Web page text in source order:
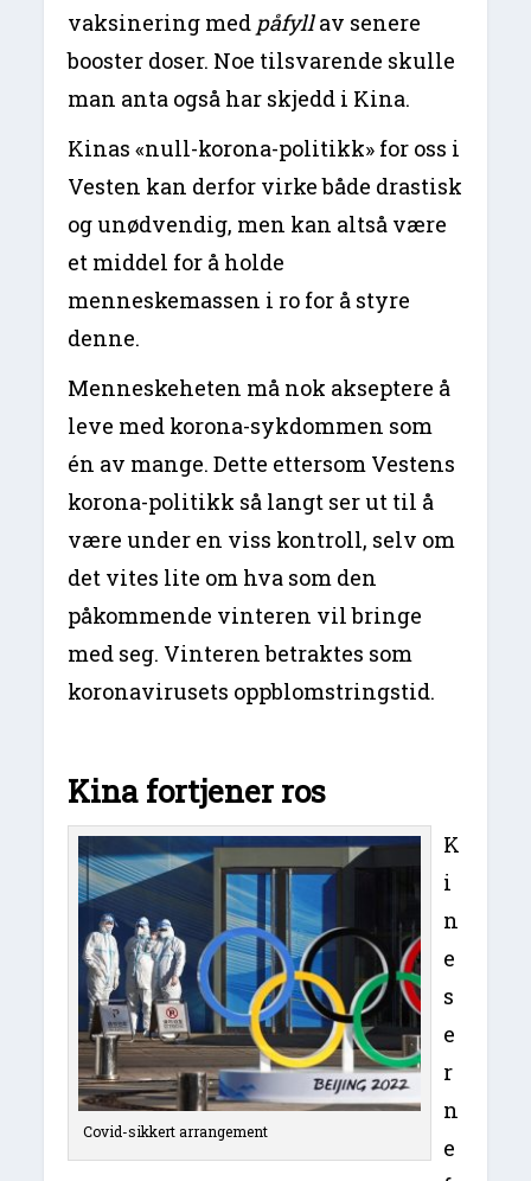
vaksinering med påfyllav senere
booster doser. Noe tilsvarende skulle
man anta også har skjedd i Kina.
Kinas «null-korona-politikk» for oss i
Vesten kan derfor virke både drastisk
og unødvendig, men kan altså være
et middel for å holde
menneskemassen i ro for å styre
denne.
Menneskeheten må nok akseptere å
leve med korona-sykdommen som
én av mange. Dette ettersom Vestens
korona-politikk så langt ser ut til å
være under en viss kontroll, selv om
det vites lite om hva som den
påkommende vinteren vil bringe
med seg. Vinteren betraktes som
koronavirusets oppblomstringstid.
Kina fortjener ros
Covid-sikkert arrangement
K
i
n
e
s
e
r
n
e